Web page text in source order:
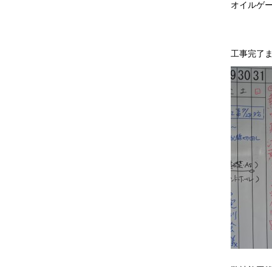
オイルゲ
工事完了